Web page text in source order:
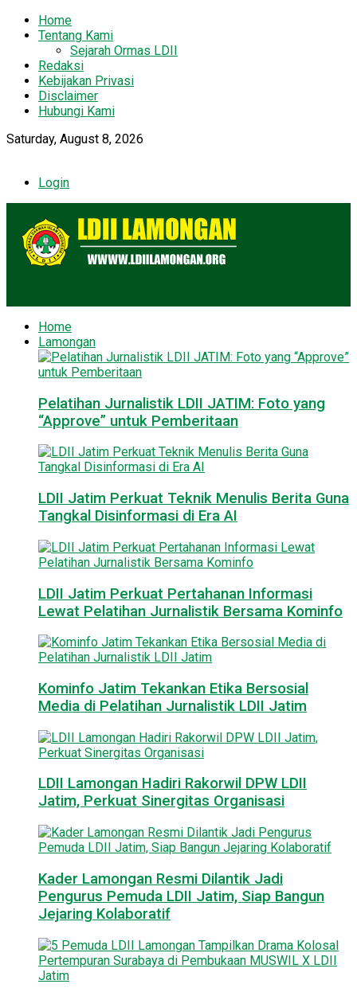
Home
Tentang Kami
Sejarah Ormas LDII
Redaksi
Kebijakan Privasi
Disclaimer
Hubungi Kami
Saturday, August 8, 2026
Login
Home
Lamongan
Pelatihan Jurnalistik LDII JATIM: Foto yang
“Approve” untuk Pemberitaan
LDII Jatim Perkuat Teknik Menulis Berita Guna
Tangkal Disinformasi di Era AI
LDII Jatim Perkuat Pertahanan Informasi
Lewat Pelatihan Jurnalistik Bersama Kominfo
Kominfo Jatim Tekankan Etika Bersosial
Media di Pelatihan Jurnalistik LDII Jatim
LDII Lamongan Hadiri Rakorwil DPW LDII
Jatim, Perkuat Sinergitas Organisasi
Kader Lamongan Resmi Dilantik Jadi
Pengurus Pemuda LDII Jatim, Siap Bangun
Jejaring Kolaboratif